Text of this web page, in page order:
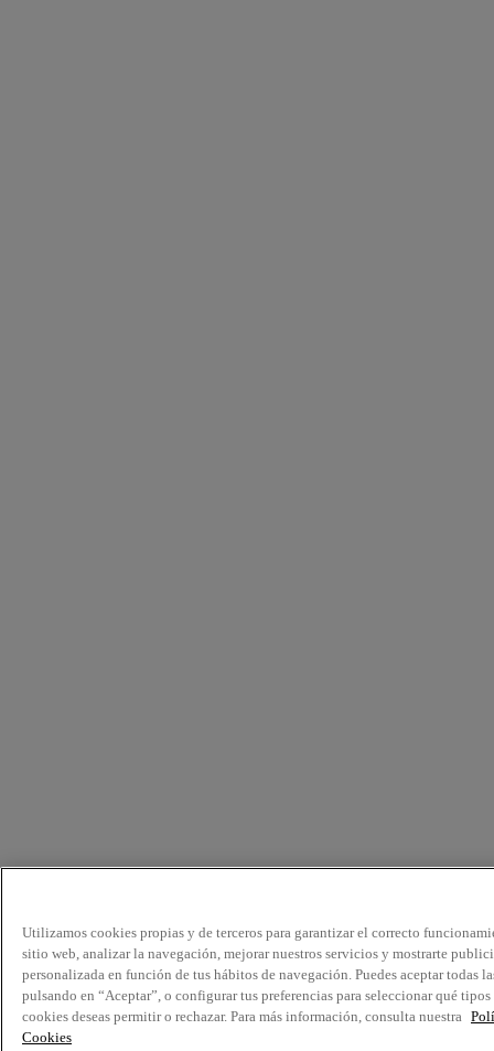
Utilizamos cookies propias y de terceros para garantizar el correcto
sitio web, analizar la navegación, mejorar nuestros servicios y mostrarte
personalizada en función de tus hábitos de navegación. Puedes aceptar todas
pulsando en “Aceptar”, o configurar tus preferencias para seleccionar qué tipos
cookies deseas permitir o rechazar. Para más información, consulta nuestra
Cookies